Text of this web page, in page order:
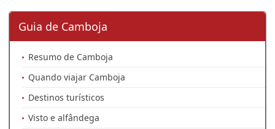
Guia de Camboja
Resumo de Camboja
Quando viajar Camboja
Destinos turísticos
Visto e alfândega